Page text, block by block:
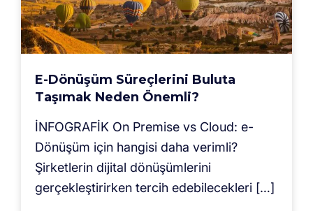
E-Dönüşüm Süreçlerini Buluta
Taşımak Neden Önemli?
İNFOGRAFİK On Premise vs Cloud: e-
Dönüşüm için hangisi daha verimli?
Şirketlerin dijital dönüşümlerini
gerçekleştirirken tercih edebilecekleri […]